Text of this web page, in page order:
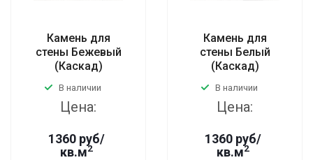
Камень для
стены Бежевый
(Каскад)
В наличии
Цена:
1360 руб/
кв.м2
Камень для
стены Белый
(Каскад)
В наличии
Цена:
1360 руб/
кв.м2